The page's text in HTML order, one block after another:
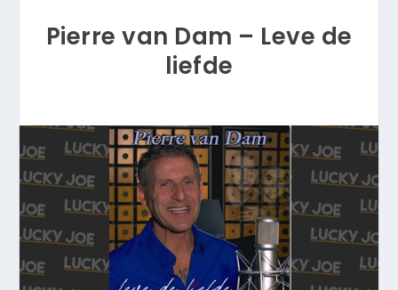
Pierre van Dam – Leve de
liefde